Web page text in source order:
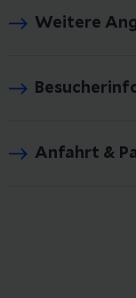
Weitere
Anfahrt &